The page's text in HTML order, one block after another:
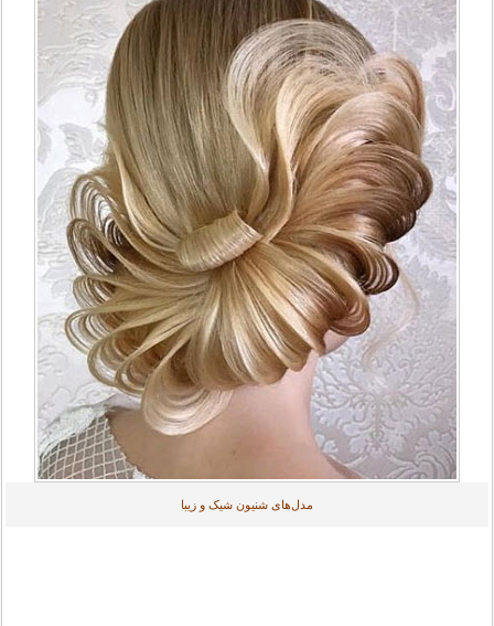
مدل‌های شنیون شیک و زیبا